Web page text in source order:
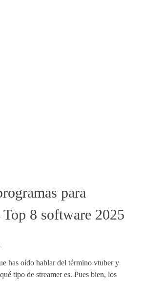
para
8 software 2025
has oído hablar del término vtuber y
tipo de streamer es. Pues bien, los